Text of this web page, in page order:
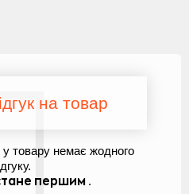
на товар
товару немає жодного
першим .